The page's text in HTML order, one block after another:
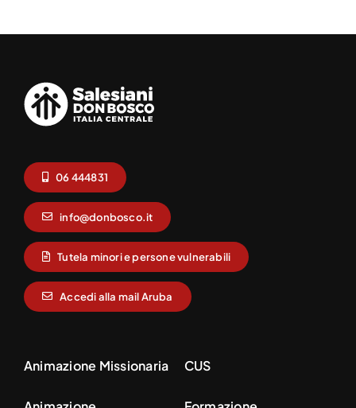
06 444831
info@donbosco.it
Tutela minori e persone vulnerabili
Accedi alla mail Aruba
Animazione Missionaria CUS